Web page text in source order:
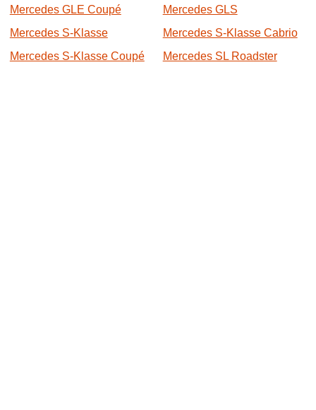
Mercedes GLE Coupé
Mercedes GLS
Mercedes S-Klasse
Mercedes S-Klasse Cabrio
Mercedes S-Klasse Coupé
Mercedes SL Roadster